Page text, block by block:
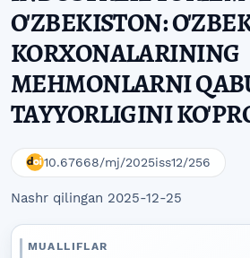
O'ZBEKISTON:
KORXONALARINING
MEHMONLARNI
TAYYORLIGINI
10.67668/mj/2025iss12/256
Nashr qilingan 2025-12-25
MUALLIFLAR